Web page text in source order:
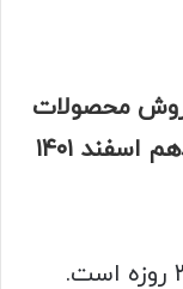
محصولات
اسفند ۱۴۰۱